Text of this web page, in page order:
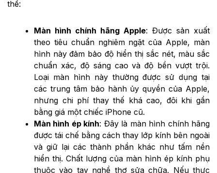
thể:
Màn hình chính hãng Apple: Được sản xuất
theo tiêu chuẩn nghiêm ngặt của Apple, màn
hình này đảm bảo độ hiển thị sắc nét, màu sắc
chuẩn xác, độ sáng cao và độ bền vượt trội.
Loại màn hình này thường được sử dụng tại
các trung tâm bảo hành ủy quyền của Apple,
nhưng chi phí thay thế khá cao, đôi khi gần
bằng giá một chiếc iPhone cũ.
Màn hình ép kính: Đây là màn hình chính hãng
được tái chế bằng cách thay lớp kính bên ngoài
và giữ lại các thành phần khác như tấm nền
hiển thị. Chất lượng của màn hình ép kính phụ
thuộc vào tay nghề thợ sửa chữa. Nếu thực